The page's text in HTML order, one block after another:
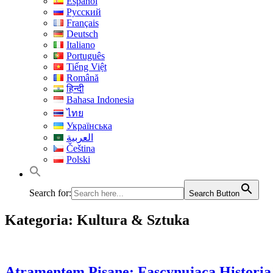
Русский
Français
Deutsch
Italiano
Português
Tiếng Việt
Română
हिन्दी
Bahasa Indonesia
ไทย
Українська
العربية
Čeština
Polski
Search for: Search Button
Kategoria: Kultura & Sztuka